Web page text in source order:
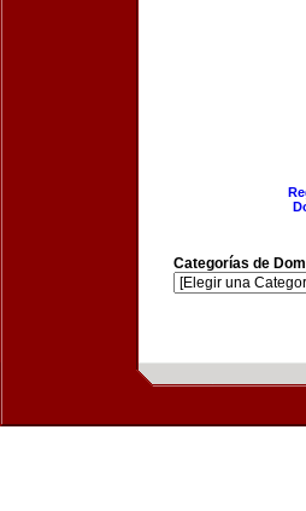
Categorías de